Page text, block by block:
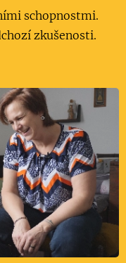
schopnostmi.
zkušenosti.